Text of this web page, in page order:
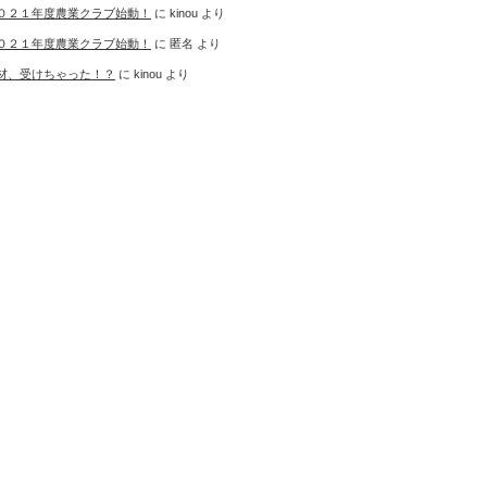
２１年度農業クラブ始動！ に kinou より
２１年度農業クラブ始動！ に 匿名 より
、受けちゃった！？ に kinou より